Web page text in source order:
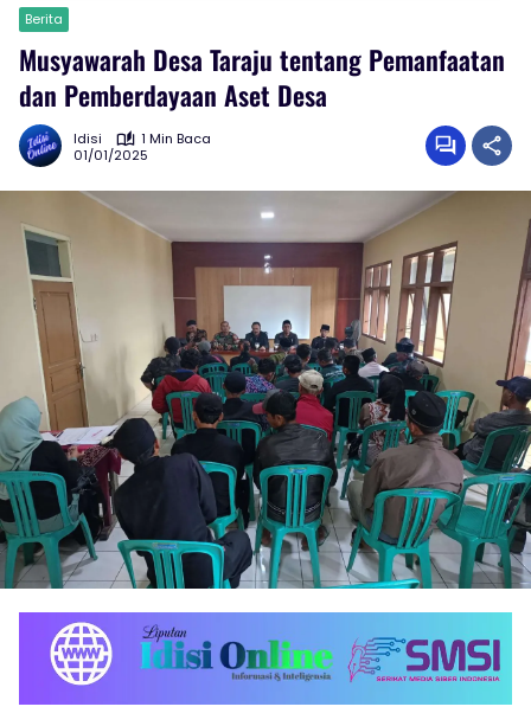
Berita
Musyawarah Desa Taraju tentang Pemanfaatan
dan Pemberdayaan Aset Desa
Idisi
1 Min Baca
01/01/2025